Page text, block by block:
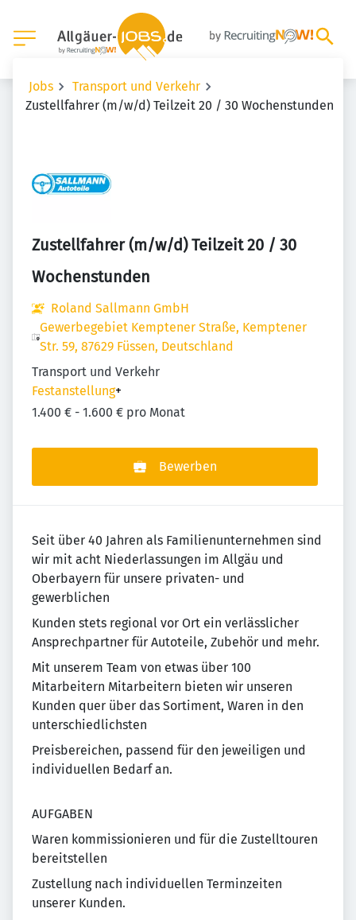
Jobs
Transport und Verkehr
Zustellfahrer (m/w/d) Teilzeit 20 / 30 Wochenstunden
Zustellfahrer (m/w/d) Teilzeit 20 / 30
Wochenstunden
Roland Sallmann GmbH
Gewerbegebiet Kemptener Straße, Kemptener
Str. 59, 87629 Füssen, Deutschland
Transport und Verkehr
Festanstellung+
1.400 € - 1.600 € pro Monat
Bewerben
Seit über 40 Jahren als Familienunternehmen sind
wir mit acht Niederlassungen im Allgäu und
Oberbayern für unsere privaten- und
gewerblichen
Kunden stets regional vor Ort ein verlässlicher
Ansprechpartner für Autoteile, Zubehör und mehr.
Mit unserem Team von etwas über 100
Mitarbeitern Mitarbeitern bieten wir unseren
Kunden quer über das Sortiment, Waren in den
unterschiedlichsten
Preisbereichen, passend für den jeweiligen und
individuellen Bedarf an.
AUFGABEN
Waren kommissionieren und für die Zustelltouren
bereitstellen
Zustellung nach individuellen Terminzeiten
unserer Kunden.